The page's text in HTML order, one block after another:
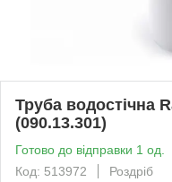
Труба водостічна
(090.13.301)
Готово до відправки 1 од.
Код: 513972
Роздріб